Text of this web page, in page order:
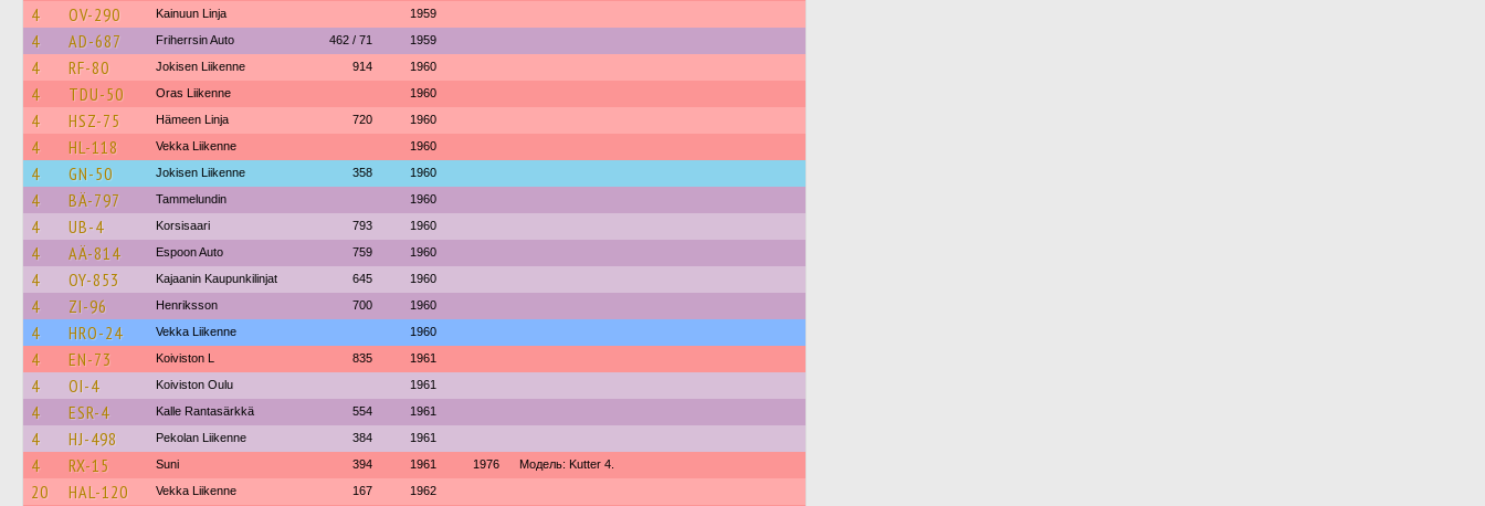
4 OV-290 Kainuun Linja 1959
4 AD-687 Friherrsin Auto 462 / 71 1959
4 RF-80 Jokisen Liikenne 914 1960
4 TDU-50 Oras Liikenne 1960
4 HSZ-75 Hämeen Linja 720 1960
4 HL-118 Vekka Liikenne 1960
4 GN-50 Jokisen Liikenne 358 1960
4 BÄ-797 Tammelundin 1960
4 UB-4 Korsisaari 793 1960
4 AÄ-814 Espoon Auto 759 1960
4 OY-853 Kajaanin Kaupunkilinjat 645 1960
4 ZI-96 Henriksson 700 1960
4 HRO-24 Vekka Liikenne 1960
4 EN-73 Koiviston L 835 1961
4 OI-4 Koiviston Oulu 1961
4 ESR-4 Kalle Rantasärkkä 554 1961
4 HJ-498 Pekolan Liikenne 384 1961
4 RX-15 Suni 394 1961 1976 Модель: Kutter 4.
20 HAL-120 Vekka Liikenne 167 1962